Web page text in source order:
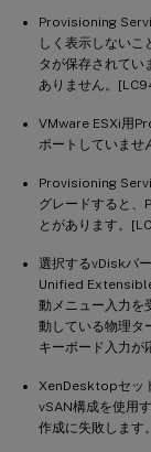
Provisioning
しく表示しないこ
タが保存されてい
ありません。
VMware ESXi用
ポートしていま
Provisioning
グレードすると、
とがあります。
選択するvDiskバ
Unified
動メニュー入力を
動している物理タ
キーボード入力
XenDesktopセッ
vSAN構成を使用
作成に失敗しま